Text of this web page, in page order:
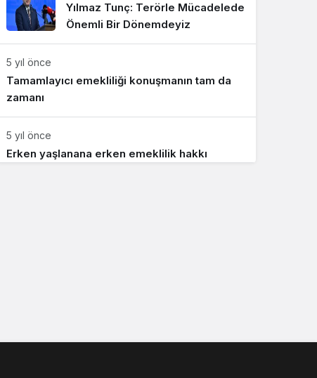
Yılmaz Tunç: Terörle Mücadelede
Önemli Bir Dönemdeyiz
5 yıl önce
Tamamlayıcı emekliliği konuşmanın tam da
zamanı
5 yıl önce
Erken yaşlanana erken emeklilik hakkı